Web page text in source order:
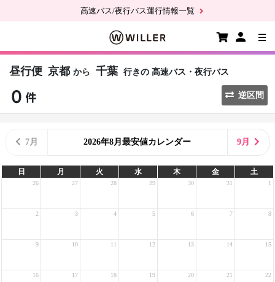
高速バス/夜行バス運行情報一覧
昼行便 京都 から 千葉 行きの 高速バス・夜行バス
逆区間
7月 2026年8月最安値カレンダー 9月
日 月 火 水 木 金 土
26 27 28 29 30 31 1
2 3 4 5 6 7 8
9 10 11 12 13 14 15
16 17 18 19 20 21 22